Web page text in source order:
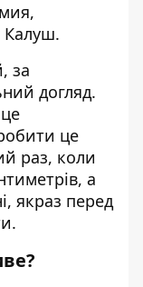
,
Калуш.
за
догляд.
це
раз, коли
а
якраз перед